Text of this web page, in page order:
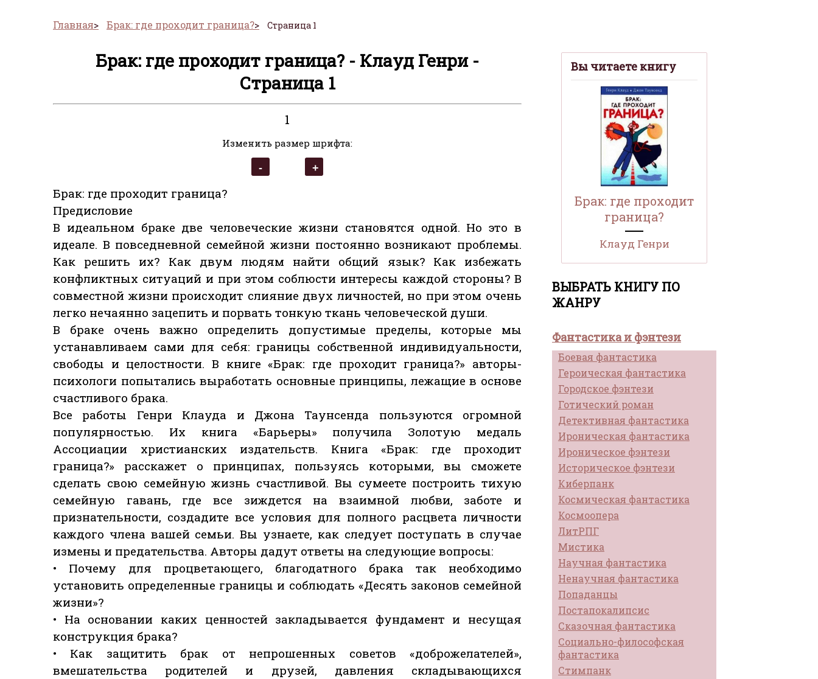
Главная Брак: где проходит граница? Страница 1
Вы читаете книгу
Брак: где проходит
граница?
Клауд Генри
ВЫБРАТЬ КНИГУ ПО
ЖАНРУ
Фантастика и фэнтези
Боевая фантастика
Героическая фантастика
Городское фэнтези
Готический роман
Детективная фантастика
Ироническая фантастика
Ироническое фэнтези
Историческое фэнтези
Киберпанк
Космическая фантастика
Космоопера
ЛитРПГ
Мистика
Научная фантастика
Ненаучная фантастика
Попаданцы
Постапокалипсис
Сказочная фантастика
Социально-философская
фантастика
Стимпанк
Брак: где проходит граница? - Клауд Генри -
Страница 1
1
Изменить размер шрифта:
Брак: где проходит граница?
Предисловие
В идеальном браке две человеческие жизни становятся одной. Но это в
идеале. В повседневной семейной жизни постоянно возникают проблемы.
Как решить их? Как двум людям найти общий язык? Как избежать
конфликтных ситуаций и при этом соблюсти интересы каждой стороны? В
совместной жизни происходит слияние двух личностей, но при этом очень
легко нечаянно зацепить и порвать тонкую ткань человеческой души.
В браке очень важно определить допустимые пределы, которые мы
устанавливаем сами для себя: границы собственной индивидуальности,
свободы и целостности. В книге «Брак: где проходит граница?» авторы-
психологи попытались выработать основные принципы, лежащие в основе
счастливого брака.
Все работы Генри Клауда и Джона Таунсенда пользуются огромной
популярностью. Их книга «Барьеры» получила Золотую медаль
Ассоциации христианских издательств. Книга «Брак: где проходит
граница?» расскажет о принципах, пользуясь которыми, вы сможете
сделать свою семейную жизнь счастливой. Вы сумеете построить тихую
семейную гавань, где все зиждется на взаимной любви, заботе и
признательности, создадите все условия для полного расцвета личности
каждого члена вашей семьи. Вы узнаете, как следует поступать в случае
измены и предательства. Авторы дадут ответы на следующие вопросы:
• Почему для процветающего, благодатного брака так необходимо
установить определенные границы и соблюдать «Десять законов семейной
жизни»?
• На основании каких ценностей закладывается фундамент и несущая
конструкция брака?
• Как защитить брак от непрошенных советов «доброжелателей»,
вмешательства родителей и друзей, давления складывающихся